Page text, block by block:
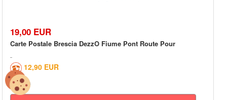
19,00 EUR
Carte Postale Brescia DezzO Fiume Pont Route Pour
12,90 EUR
0